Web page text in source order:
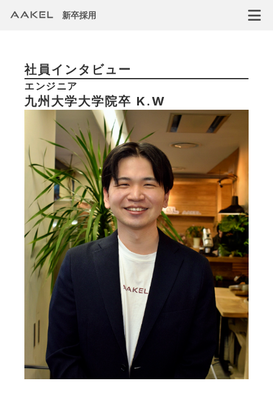
社員インタビュー
エンジニア
九州大学大学院卒 K.W
新卒採用